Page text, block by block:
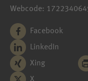
Webcode:
Facebook
LinkedIn
Xing
X